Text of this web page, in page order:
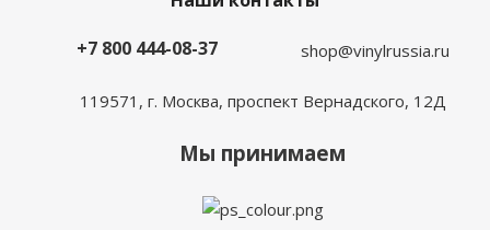
+7 800 444-08-37
shop@vinylrussia.ru
119571, г. Москва, проспект Вернадского, 12Д
Мы принимаем